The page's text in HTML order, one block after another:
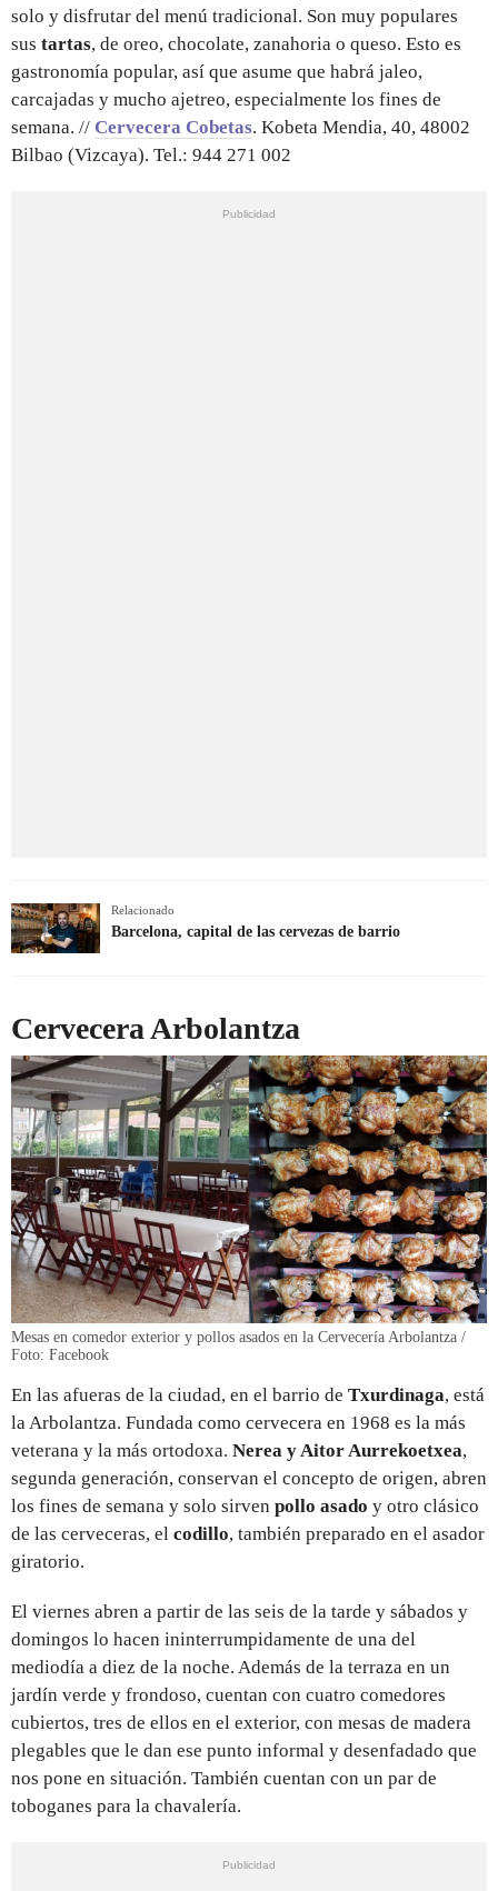
solo y disfrutar del menú tradicional. Son muy populares
sus tartas, de oreo, chocolate, zanahoria o queso. Esto es
gastronomía popular, así que asume que habrá jaleo,
carcajadas y mucho ajetreo, especialmente los fines de
semana. // Cervecera Cobetas. Kobeta Mendia, 40, 48002
Bilbao (Vizcaya). Tel.: 944 271 002
Relacionado
Barcelona, capital de las cervezas de barrio
Cervecera Arbolantza
Mesas en comedor exterior y pollos asados en la Cervecería Arbolantza /
Foto: Facebook
En las afueras de la ciudad, en el barrio de Txurdinaga, está
la Arbolantza. Fundada como cervecera en 1968 es la más
veterana y la más ortodoxa. Nerea y Aitor Aurrekoetxea,
segunda generación, conservan el concepto de origen, abren
los fines de semana y solo sirven pollo asado y otro clásico
de las cerveceras, el codillo, también preparado en el asador
giratorio.
El viernes abren a partir de las seis de la tarde y sábados y
domingos lo hacen ininterrumpidamente de una del
mediodía a diez de la noche. Además de la terraza en un
jardín verde y frondoso, cuentan con cuatro comedores
cubiertos, tres de ellos en el exterior, con mesas de madera
plegables que le dan ese punto informal y desenfadado que
nos pone en situación. También cuentan con un par de
toboganes para la chavalería.